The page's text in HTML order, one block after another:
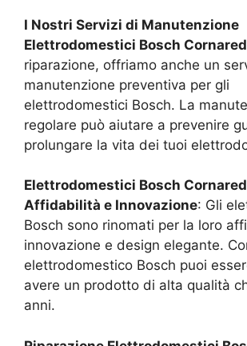
I Nostri Servizi di Manutenzione
Elettrodomestici Bosch
riparazione, offriamo anche un
manutenzione preventiva per gli
elettrodomestici Bosch. La
regolare può aiutare a prevenire
prolungare la vita dei tuoi
Elettrodomestici Bosch
Affidabilità e Innovazione: Gli
Bosch sono rinomati per la loro
innovazione e design elegante.
elettrodomestico Bosch puoi
avere un prodotto di alta qualità
anni.